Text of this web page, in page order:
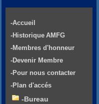
-Accueil
-Historique AMFG
-Membres d'honneur
-Devenir Membre
-Pour nous contacter
-Plan d'accés
-Bureau